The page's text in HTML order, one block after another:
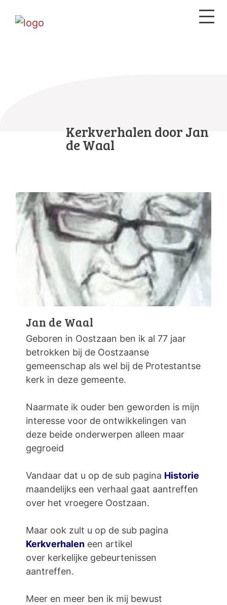
Kerkverhalen door Jan
de Waal
Jan de Waal
Geboren in Oostzaan ben ik al 77 jaar
betrokken bij de Oostzaanse
gemeenschap als wel bij de Protestantse
kerk in deze gemeente.
Naarmate ik ouder ben geworden is mijn
interesse voor de ontwikkelingen van
deze beide onderwerpen alleen maar
gegroeid
Vandaar dat u op de sub pagina Historie
maandelijks een verhaal gaat aantreffen
over het vroegere Oostzaan.
Maar ook zult u op de sub pagina
Kerkverhalen een artikel
over kerkelijke gebeurtenissen
aantreffen.
Meer en meer ben ik mij bewust